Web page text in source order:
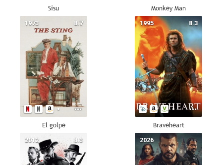
Sisu Monkey Man
8.7
1973
El golpe
8.3
1995
Braveheart
8.3
2012 --
2026